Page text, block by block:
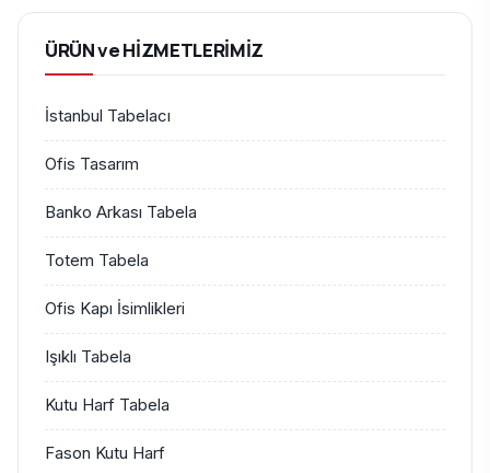
ÜRÜN ve HİZMETLERİMİZ
İstanbul Tabelacı
Ofis Tasarım
Banko Arkası Tabela
Totem Tabela
Ofis Kapı İsimlikleri
Işıklı Tabela
Kutu Harf Tabela
Fason Kutu Harf